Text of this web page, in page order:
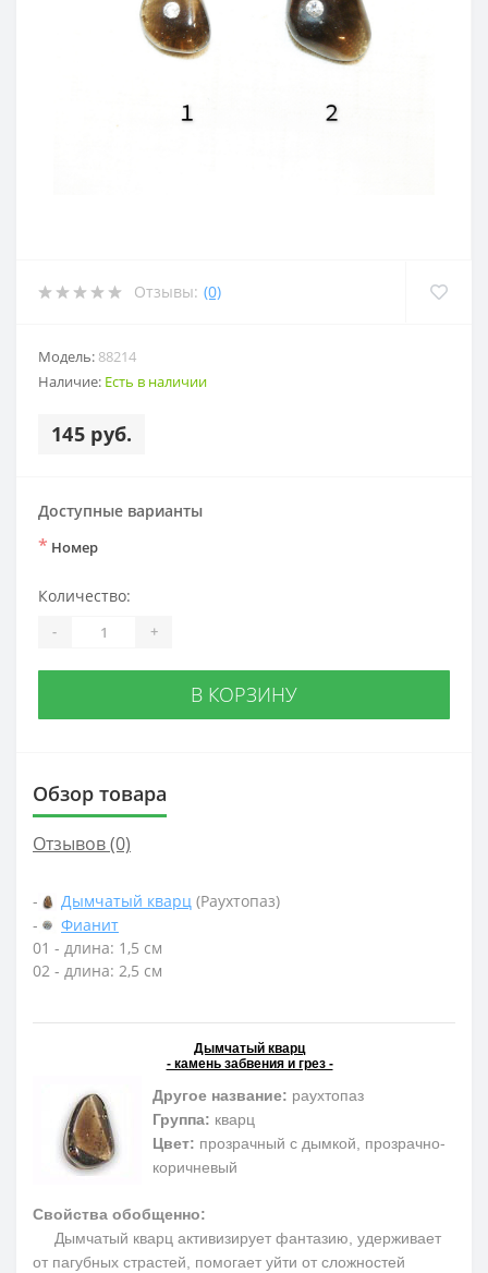
Отзывы: (0)
Модель: 88214
Наличие: Есть в наличии
145 руб.
Доступные варианты
* Номер
Количество:
- +
В КОРЗИНУ
Обзор товара
Отзывов (0)
- Дымчатый кварц (Раухтопаз)
-
Фианит
01 - длина: 1,5 см
02 - длина: 2,5 см
Дымчатый кварц
- камень забвения и грез -
Другое название: раухтопаз
Группа: кварц
Цвет: прозрачный с дымкой, прозрачно-
коричневый
Свойства обобщенно:
Дымчатый кварц активизирует фантазию, удерживает
от пагубных страстей, помогает уйти от сложностей